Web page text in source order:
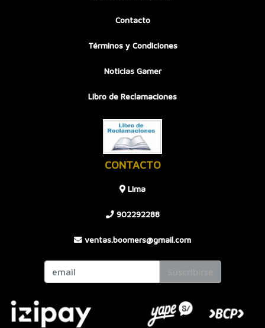
Contacto
Términos y Condiciones
Noticias Gamer
Libro de Reclamaciones
CONTACTO
LIma
902292288
ventas.boomers@gmail.com